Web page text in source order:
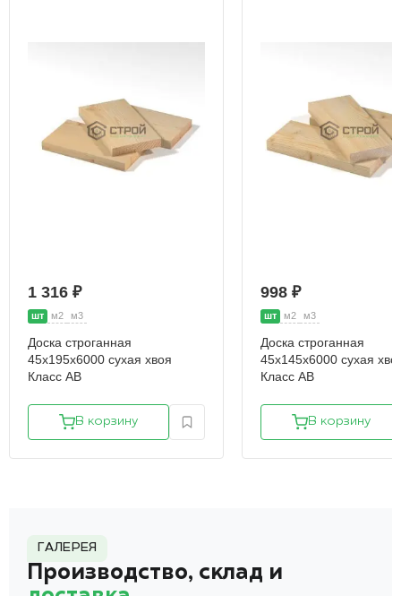
1 316 ₽
шт м2 м3
Доска строганная
45х195х6000 сухая хвоя
Класс АВ
В корзину
998 ₽
шт м2 м3
Доска строганная
45х145х6000 сухая
Класс АВ
В корзину
ГАЛЕРЕЯ
Производство, склад и